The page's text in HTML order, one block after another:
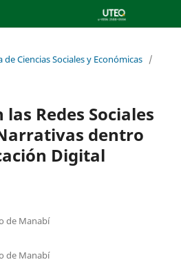
Ciencias Sociales y Económicas /
Redes Sociales
dentro
Digital
de Manabí
de Manabí